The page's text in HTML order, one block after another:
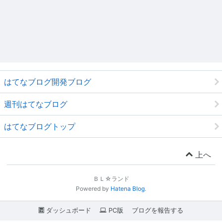
はてなブログ開発ブログ
週刊はてなブログ
はてなブログトップ
上へ
ＢＬ☆ランド
Powered by Hatena Blog.
ダッシュボード PC版 ブログを報告する